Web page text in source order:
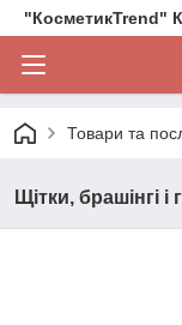
"КосметикTrend"
Товари та
Щітки, брашінгі